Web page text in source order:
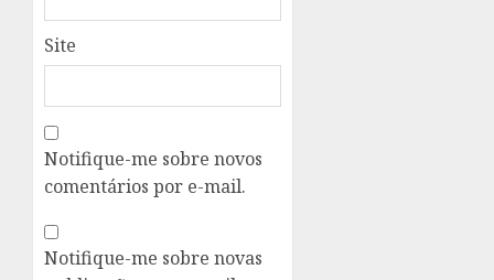
Site
Notifique-me sobre novos
comentários por e-mail.
Notifique-me sobre novas